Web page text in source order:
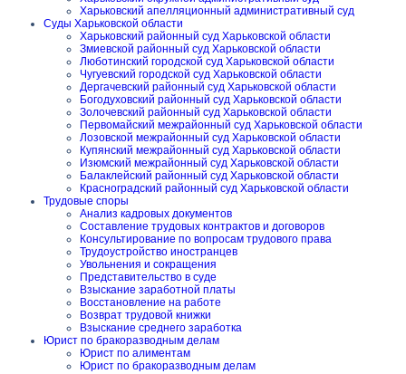
Харьковский апелляционный административный суд
Суды Харьковской области
Харьковский районный суд Харьковской области
Змиевской районный суд Харьковской области
Люботинский городской суд Харьковской области
Чугуевский городской суд Харьковской области
Дергачевский районный суд Харьковской области
Богодуховский районный суд Харьковской области
Золочевский районный суд Харьковской области
Первомайский межрайонный суд Харьковской области
Лозовской межрайонный суд Харьковской области
Купянский межрайонный суд Харьковской области
Изюмский межрайонный суд Харьковской области
Балаклейский районный суд Харьковской области
Красноградский районный суд Харьковской области
Трудовые споры
Анализ кадровых документов
Составление трудовых контрактов и договоров
Консультирование по вопросам трудового права
Трудоустройство иностранцев
Увольнения и сокращения
Представительство в суде
Взыскание заработной платы
Восстановление на работе
Возврат трудовой книжки
Взыскание среднего заработка
Юрист по бракоразводным делам
Юрист по алиментам
Юрист по бракоразводным делам